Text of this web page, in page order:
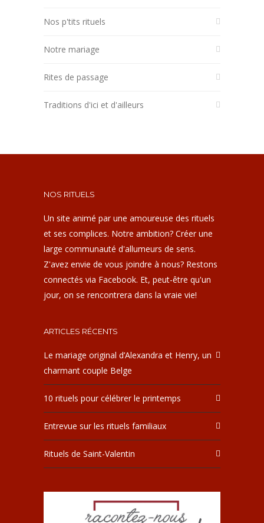
Nos p'tits rituels
Notre mariage
Rites de passage
Traditions d'ici et d'ailleurs
NOS RITUELS
Un site animé par une amoureuse des rituels
et ses complices. Notre ambition? Créer une
large communauté d'allumeurs de sens.
Z'avez envie de vous joindre à nous? Restons
connectés via Facebook. Et, peut-être qu'un
jour, on se rencontrera dans la vraie vie!
ARTICLES RÉCENTS
Le mariage original d’Alexandra et Henry, un
charmant couple Belge
10 rituels pour célébrer le printemps
Entrevue sur les rituels familiaux
Rituels de Saint-Valentin